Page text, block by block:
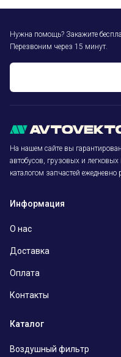
Нужна помощь? Закажите
Перезвоним через 15 минут.
На нашем сайте вы
автобусов, грузовых и
каталогом запчастей ежедневно
Информация
О нас
Доставка
Оплата
Контакты
Каталог
Воздушный фильтр